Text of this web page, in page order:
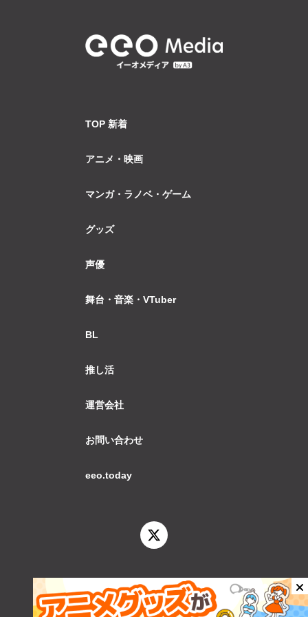
TOP 新着
アニメ・映画
マンガ・ラノベ・ゲーム
グッズ
声優
舞台・音楽・VTuber
BL
推し活
運営会社
お問い合わせ
eeo.today
© 2026 eeo.today